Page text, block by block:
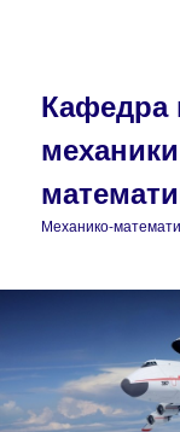
Кафедра
Механико-